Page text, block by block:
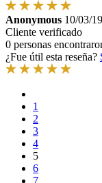
Anonymous 10/03/19
Cliente verificado
0 personas
¿Fue útil esta reseña?
1
2
3
4
5
6
7